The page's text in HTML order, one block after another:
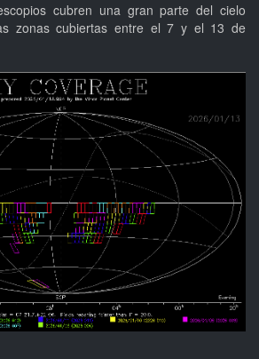
cubren una gran parte del cielo
zonas cubiertas entre el 7 y el 13 de